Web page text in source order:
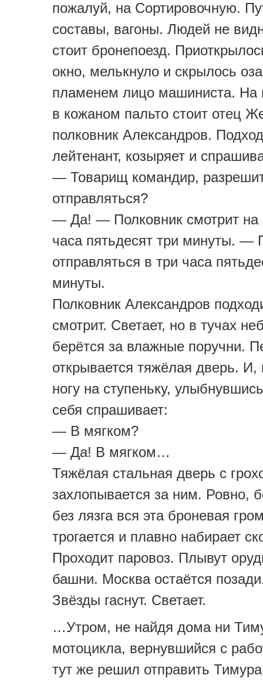
пожалуй, на Сортировочную.
составы, вагоны. Людей не
стоит бронепоезд.
окно, мелькнуло и скрылось
пламенем лицо машиниста. На
в кожаном пальто стоит отец
полковник Александров.
лейтенант, козыряет и
— Товарищ командир,
отправляться?
— Да! — Полковник смотрит на
часа пятьдесят три минуты. —
отправляться в три часа
минуты.
Полковник Александров
смотрит. Светает, но в тучах
берётся за влажные поручни.
открывается тяжёлая дверь. И,
ногу на ступеньку,
себя спрашивает:
— В мягком?
— Да! В мягком…
Тяжёлая стальная дверь с
захлопывается за ним. Ровно,
без лязга вся эта броневая
трогается и плавно набирает
Проходит паровоз. Плывут
башни. Москва остаётся
Звёзды гаснут. Светает.
…Утром, не найдя дома ни
мотоцикла, вернувшийся с
тут же решил отправить